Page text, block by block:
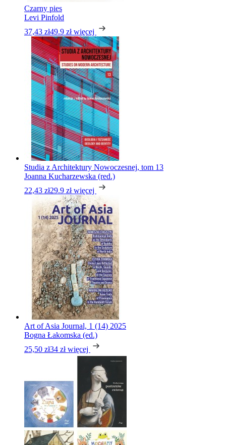
Czarny pies
Levi Pinfold
37,43 zł49.9 zł więcej
Studia z Architektury Nowoczesnej, tom 13
Joanna Kucharzewska (red.)
22,43 zł29.9 zł więcej
Art of Asia Journal, 1 (14) 2025
Bogna Łakomska (ed.)
25,50 zł34 zł więcej